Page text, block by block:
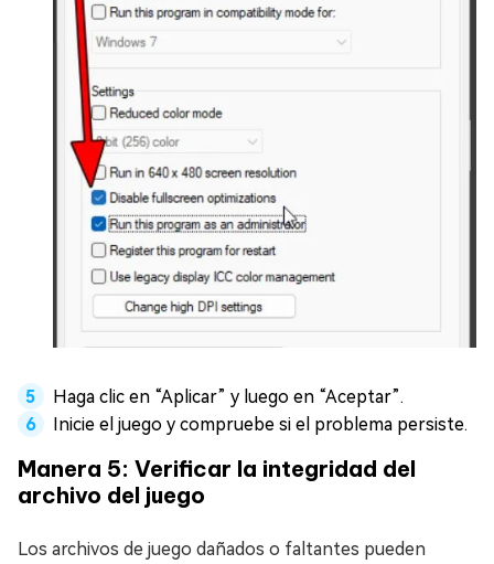
Haga clic en “Aplicar” y luego en “Aceptar”.
Inicie el juego y compruebe si el problema persiste.
Manera 5: Verificar la integridad del
archivo del juego
Los archivos de juego dañados o faltantes pueden